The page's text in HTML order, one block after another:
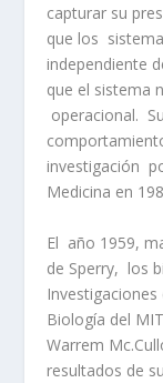
capturar su
que los
independiente
que el sistema
operacional.
investigación
Medicina en
El año 1959,
de Sperry, los
Biología del
Warrem
resultados de